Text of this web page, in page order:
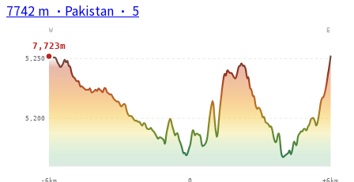
7742 m · Pakistan · 5